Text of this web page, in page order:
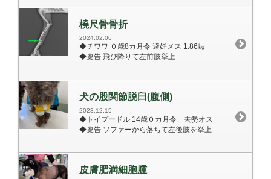
橈尺骨骨折
2024.02.06
◆チワワ ０歳8カ月令 避妊メス 1.86㎏
◆稟告 飛び降りて左前肢挙上
犬の股関節脱臼(腹側)
2023.12.15
◆トイプードル 14歳０カ月令 去勢オス
◆稟告 ソファーから落ちて左後肢を挙上
皮膚肥満細胞腫